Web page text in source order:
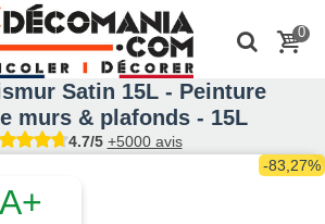
0
Satin 15L - Peinture
murs & plafonds - 15L
4.7/5 +5000 avis
A+
-83,27%